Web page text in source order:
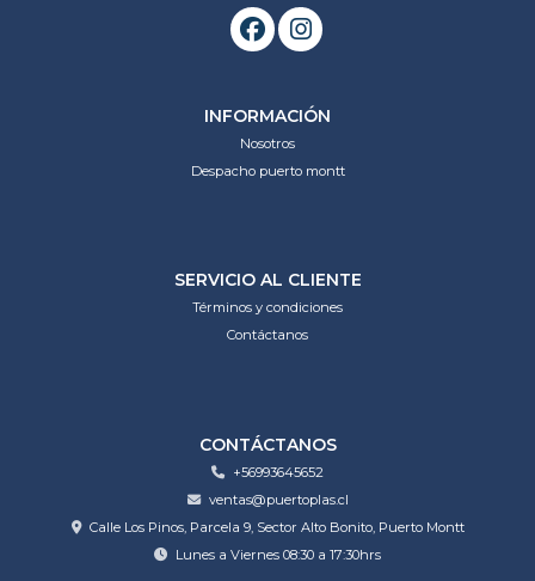
INFORMACIÓN
Nosotros
Despacho puerto montt
SERVICIO AL CLIENTE
Términos y condiciones
Contáctanos
CONTÁCTANOS
+56993645652
ventas@puertoplas.cl
Calle Los Pinos, Parcela 9, Sector Alto Bonito, Puerto Montt
Lunes a Viernes 08:30 a 17:30hrs